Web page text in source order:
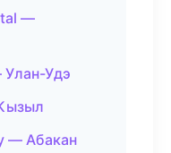
—
Удэ
— Абакан